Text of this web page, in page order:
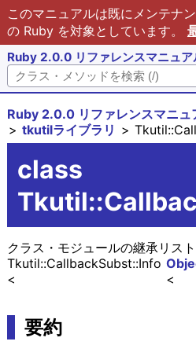
このマニュアルは既にメンテナ
の Ruby を対象としています。
Ruby 2.0.0 リファレンスマニュア
Ruby 2.0.0 リファレンスマニュ
tkutilライブラリ
class
クラス・モジュールの継承リス
Tkutil::CallbackSubst::Info
要約